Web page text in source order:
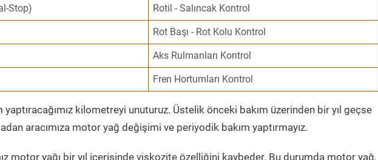
Stop) Rotil - Salıncak Kontrol
Rot Başı - Rot Kolu Kontrol
Aks Rulmanları Kontrol
Fren Hortumları Kontrol
kilometreyi unuturuz. Üstelik önceki bakım üzerinden bir yıl geçse
aracımıza motor yağ değişimi ve periyodik bakım yaptırmayız.
motor yağı bir yıl içerisinde viskozite özelliğini kaybeder. Bu durumda motor yağ,